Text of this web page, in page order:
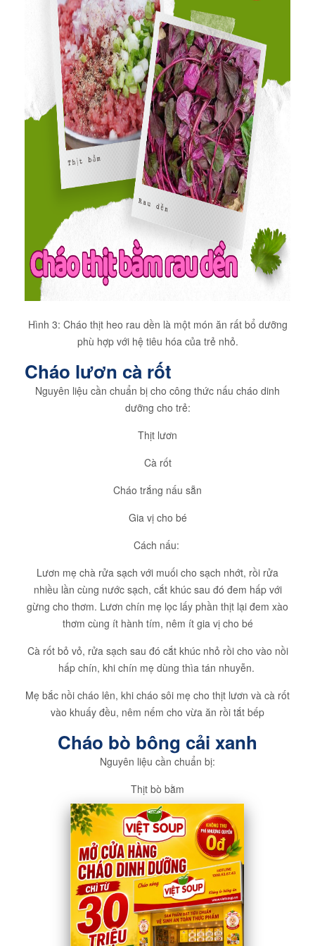
Hình 3: Cháo thịt heo rau dền là một món ăn rất bổ dưỡng
phù hợp với hệ tiêu hóa của trẻ nhỏ.
Cháo lươn cà rốt
Nguyên liệu cần chuẩn bị cho công thức nấu cháo dinh
dưỡng cho trẻ:
Thịt lươn
Cà rốt
Cháo trắng nấu sẵn
Gia vị cho bé
Cách nấu:
Lươn mẹ chà rửa sạch với muối cho sạch nhớt, rồi rửa
nhiều lần cùng nước sạch, cắt khúc sau đó đem hấp với
gừng cho thơm. Lươn chín mẹ lọc lấy phần thịt lại đem xào
thơm cùng ít hành tím, nêm ít gia vị cho bé
Cà rốt bỏ vỏ, rửa sạch sau đó cắt khúc nhỏ rồi cho vào nồi
hấp chín, khi chín mẹ dùng thìa tán nhuyễn.
Mẹ bắc nồi cháo lên, khi cháo sôi mẹ cho thịt lươn và cà rốt
vào khuấy đều, nêm nếm cho vừa ăn rồi tắt bếp
Cháo bò bông cải xanh
Nguyên liệu cần chuẩn bị:
Thịt bò bằm
Bông cải xanh
Cháo trắng nấu sẵn
Gia vị cho bé
Hành tím
Dầu ăn